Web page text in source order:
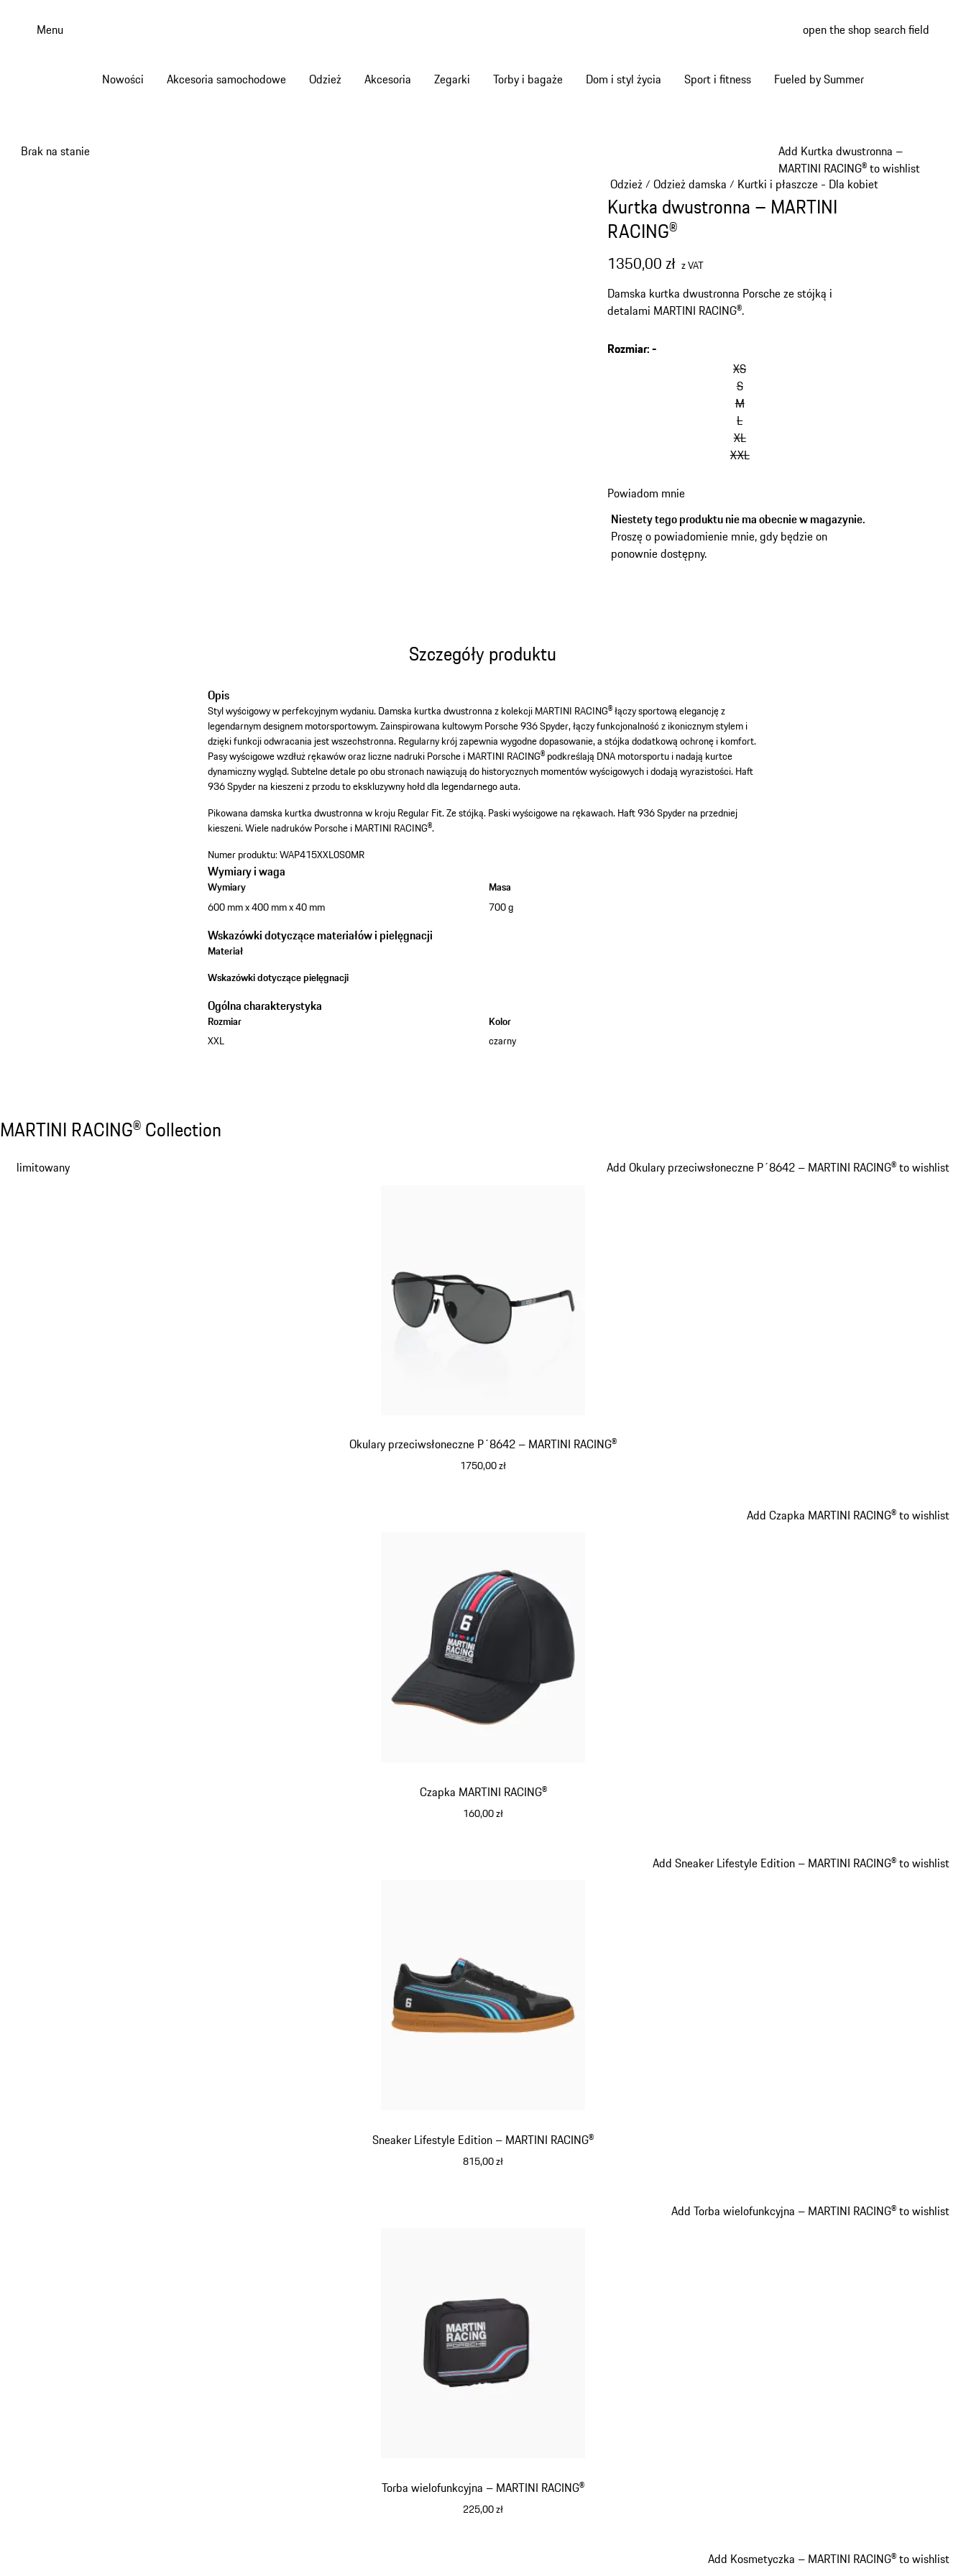
Menu open the shop search field
Nowości Akcesoria samochodowe Odzież Akcesoria Zegarki Torby i bagaże Dom i styl życia Sport i fitness Fueled by Summer
Add Kurtka dwustronna –
MARTINI RACING® to wishlist
Brak na stanie
Odzież/ Odzież damska / Kurtki i płaszcze - Dla kobiet
Kurtka dwustronna – MARTINI
RACING®
1350,00 zł z VAT
Damska kurtka dwustronna Porsche ze stójką i
detalami MARTINI RACING®.
Rozmiar:-
XS
S
M
L
XL
XXL
Powiadom mnie
Niestety tego produktu nie ma obecnie w magazynie.
Proszę o powiadomienie mnie, gdy będzie on
ponownie dostępny.
Szczegóły produktu
Opis
Styl wyścigowy w perfekcyjnym wydaniu. Damska kurtka dwustronna z kolekcji MARTINI RACING® łączy sportową elegancję z
legendarnym designem motorsportowym. Zainspirowana kultowym Porsche 936 Spyder, łączy funkcjonalność z ikonicznym stylem i
dzięki funkcji odwracania jest wszechstronna. Regularny krój zapewnia wygodne dopasowanie, a stójka dodatkową ochronę i komfort.
Pasy wyścigowe wzdłuż rękawów oraz liczne nadruki Porsche i MARTINI RACING® podkreślają DNA motorsportu i nadają kurtce
dynamiczny wygląd. Subtelne detale po obu stronach nawiązują do historycznych momentów wyścigowych i dodają wyrazistości. Haft
936 Spyder na kieszeni z przodu to ekskluzywny hołd dla legendarnego auta.
Pikowana damska kurtka dwustronna w kroju Regular Fit.Ze stójką.Paski wyścigowe na rękawach.Haft 936 Spyder na przedniej
kieszeni.Wiele nadruków Porsche i MARTINI RACING®.
Numer produktu:WAP415XXL0S0MR
Wymiary i waga
Wymiary
600 mm x 400 mm x 40 mm
Masa
700 g
Wskazówki dotyczące materiałów i pielęgnacji
Materiał
Wskazówki dotyczące pielęgnacji
Ogólna charakterystyka
Rozmiar
XXL
Kolor
czarny
MARTINI RACING® Collection
MARTINI RACING® Collection
Okulary przeciwsłoneczne P´8642 – MARTINI RACING®
1750,00 zł
limitowany Add Okulary przeciwsłoneczne P´8642 – MARTINI RACING® to wishlist
Slajd 1 z 13
Czapka MARTINI RACING®
160,00 zł
Add Czapka MARTINI RACING® to wishlist
Sneaker Lifestyle Edition – MARTINI RACING®
815,00 zł
Add Sneaker Lifestyle Edition – MARTINI RACING® to wishlist
Torba wielofunkcyjna – MARTINI RACING®
225,00 zł
Add Torba wielofunkcyjna – MARTINI RACING® to wishlist
Add Kosmetyczka – MARTINI RACING® to wishlist